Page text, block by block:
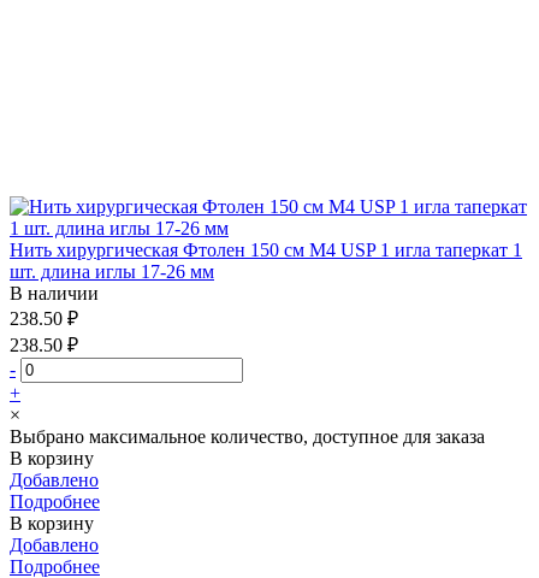
Нить хирургическая Фтолен 150 см М4 USP 1 игла таперкат 1
шт. длина иглы 17-26 мм
В наличии
238.50 ₽
238.50 ₽
-
+
×
Выбрано максимальное количество, доступное для заказа
В корзину
Добавлено
Подробнее
В корзину
Добавлено
Подробнее